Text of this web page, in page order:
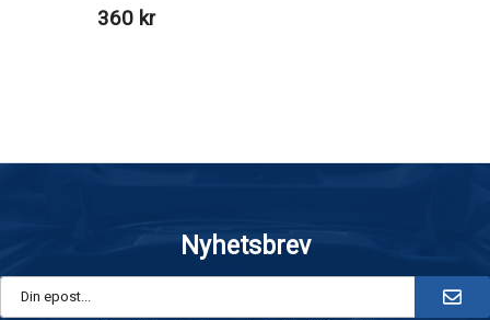
360 kr
Nyhetsbrev